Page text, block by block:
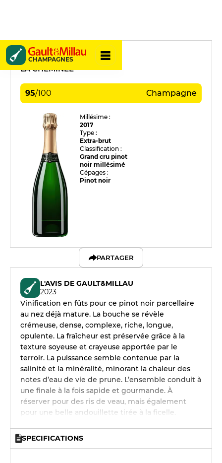
CHAMPAGNES
Christian Gosset
LA CHEMINÉE
95/100 Champagne
Millésime :
2017
Type :
Extra-brut
Classification :
Grand cru pinot
noir millésimé
Cépages :
Pinot noir
PARTAGER
L'AVIS DE GAULT&MILLAU
2023
Vinification en fûts pour ce pinot noir parcellaire
au nez déjà mature. La bouche se révèle
crémeuse, dense, complexe, riche, longue,
opulente. La fraîcheur est préservée grâce à la
texture soyeuse et crayeuse apportée par le
terroir. La puissance semble contenue par la
salinité et la minéralité, minorant la chaleur des
notes d’eau de vie de prune. L’ensemble conduit à
une finale à la fois sapide et gourmande. À
réserver pour des ris de veau, mais également
pour une belle andouillette tirée à la ficelle.
SPECIFICATIONS